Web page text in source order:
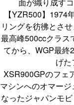
【YZR500】1974
リングを彷彿とさ
最高峰500ccクラス
てから、WGP最終
げた
XSR900GPのフェ
マシンへのオマー
なったジャパンモ